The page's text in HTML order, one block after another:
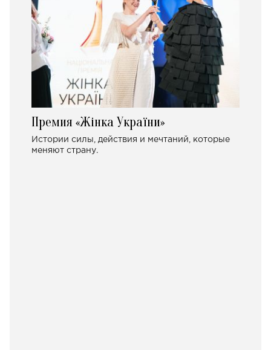
Премия «Жінка України»
Истории силы, действия и мечтаний, которые
меняют страну.